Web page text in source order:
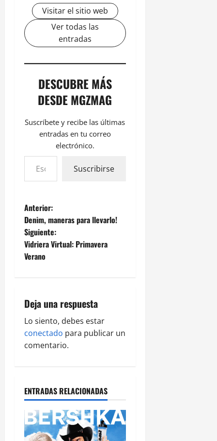
Visitar el sitio web
Ver todas las
entradas
DESCUBRE MÁS
DESDE MGZMAG
Suscríbete y recibe las últimas
entradas en tu correo
electrónico.
Suscribirse
Anterior:
Denim, maneras para llevarlo!
Siguiente:
Vidriera Virtual: Primavera
Verano
Deja una respuesta
Lo siento, debes estar
conectado para publicar un
comentario.
ENTRADAS RELACIONADAS